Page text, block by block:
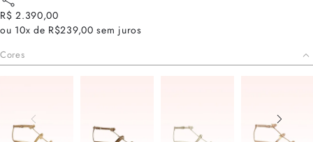
R$ 2.390,00
ou 10x de R$239,00 sem juros
Cores